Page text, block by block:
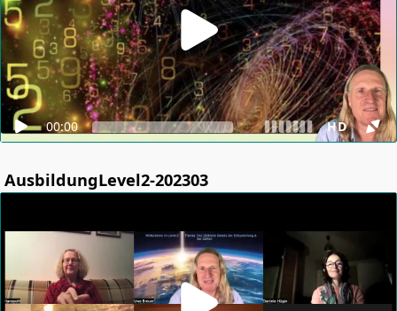
00:00 HD
AusbildungLevel2-202303